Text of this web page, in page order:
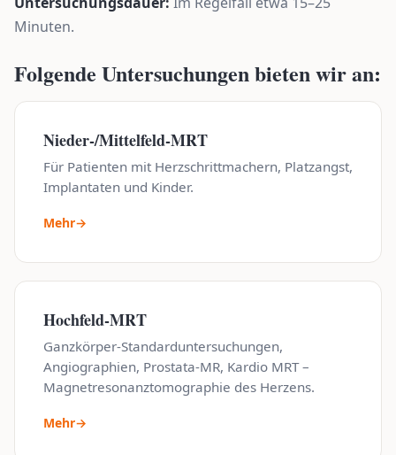
Minuten.
Folgende Untersuchungen bieten wir an:
Nieder-/Mittelfeld-MRT
Für Patienten mit Herzschrittmachern, Platzangst,
Implantaten und Kinder.
Mehr→
Hochfeld-MRT
Ganzkörper-Standarduntersuchungen,
Angiographien, Prostata-MR, Kardio MRT –
Magnetresonanztomographie des Herzens.
Mehr→